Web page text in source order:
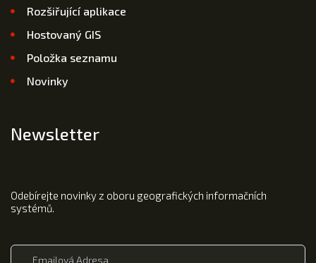
Rozšiřující aplikace
Hostovaný GIS
Položka seznamu
Novinky
Newsletter
Odebírejte novinky z oboru geografických informačních
systémů.